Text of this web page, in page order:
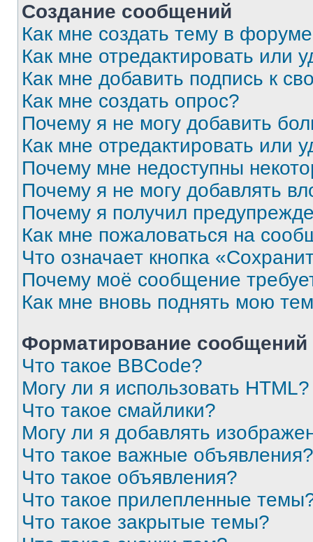
Создание сообщений
Как мне создать тему в
Как мне отредактировать или
Как мне добавить подпись к
Как мне создать опрос?
Почему я не могу добавить
Как мне отредактировать или
Почему мне недоступны
Почему я не могу добавлять
Почему я получил
Как мне пожаловаться на
Что означает кнопка
Почему моё сообщение
Как мне вновь поднять мою
Форматирование
Что такое BBCode?
Могу ли я использовать HTML?
Что такое смайлики?
Могу ли я добавлять
Что такое важные объявления?
Что такое объявления?
Что такое прилепленные
Что такое закрытые темы?